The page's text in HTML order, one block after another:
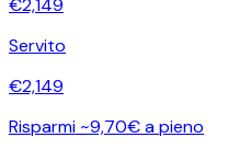
Servito
€2,149
Risparmi ~9,70€ a pieno